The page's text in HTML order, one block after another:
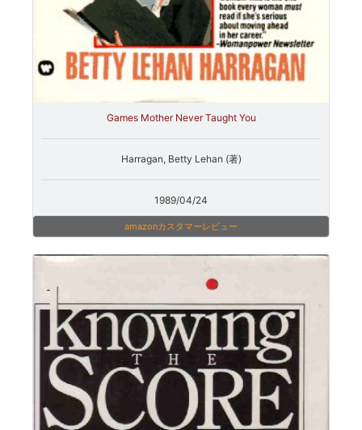
Games Mother Never Taught You
Harragan, Betty Lehan (著)
1989/04/24
amazonカスタマーレビュー